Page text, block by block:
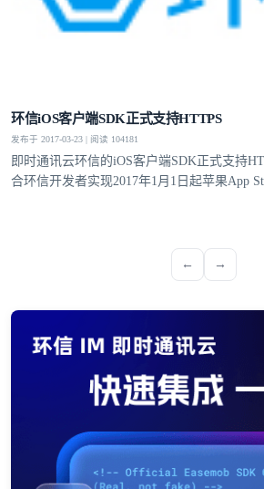
环信iOS客户端SDK正式支持HTTPS
发布于 2017-03-23 | 阅读 104181
即时通讯云环信的iOS客户端SDK正式支持
合环信开发者实现2017年1月1日起苹果App
← →